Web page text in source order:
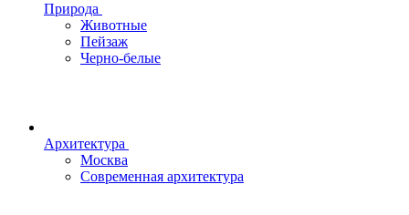
Природа
Животные
Пейзаж
Черно-белые
Архитектура
Москва
Современная архитектура